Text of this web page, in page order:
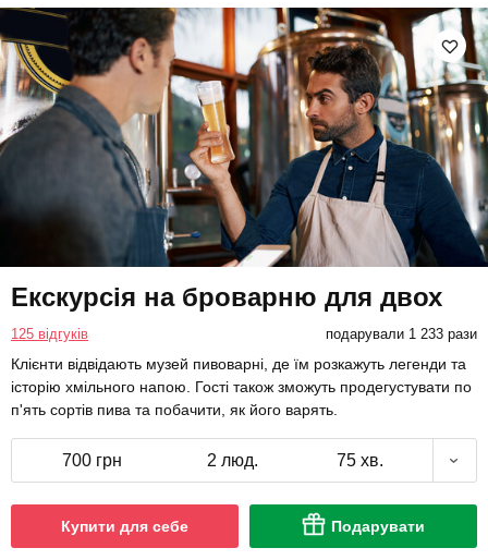
Екскурсія на броварню для двох
125 відгуків подарували 1 233 рази
Клієнти відвідають музей пивоварні, де їм розкажуть легенди та
історію хмільного напою. Гості також зможуть продегустувати по
п'ять сортів пива та побачити, як його варять.
700 грн 2 люд. 75 хв.
Купити для себе Подарувати